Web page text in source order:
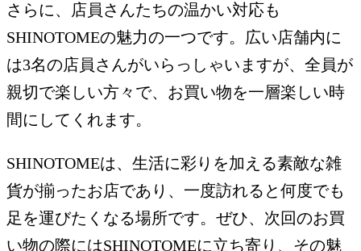
さらに、店員さんたちの温かい対応も
SHINOTOMEの魅力の一つです。広い店舗内に
は3名の店員さんがいらっしゃいますが、全員が
親切で楽しい方々で、お買い物を一層楽しい時
間にしてくれます。
SHINOTOMEは、生活に彩りを加える素敵な雑
貨が揃ったお店であり、一度訪れると何度でも
足を運びたくなる場所です。ぜひ、次回のお買
い物の際にはSHINOTOMEに立ち寄り、その魅